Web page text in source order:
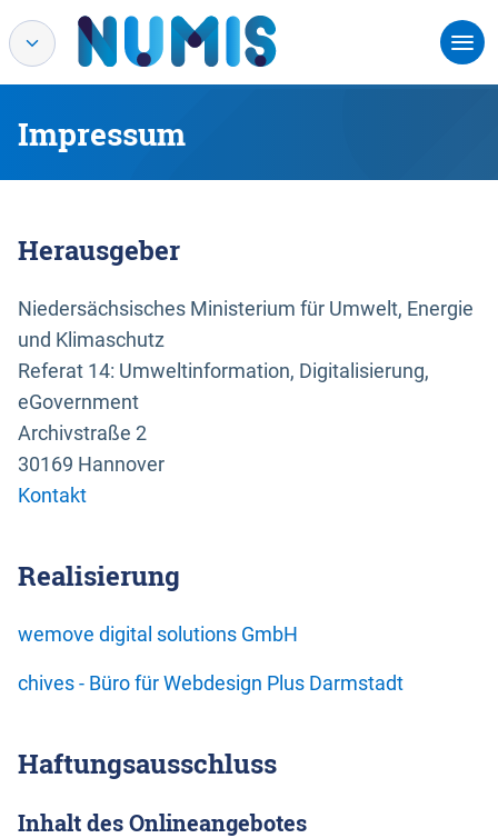
Impressum
Herausgeber
Niedersächsisches Ministerium für Umwelt, Energie
und Klimaschutz
Referat 14: Umweltinformation, Digitalisierung,
eGovernment
Archivstraße 2
30169 Hannover
Kontakt
Realisierung
wemove digital solutions GmbH
chives - Büro für Webdesign Plus Darmstadt
Haftungsausschluss
Inhalt des Onlineangebotes